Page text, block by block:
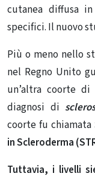
cutanea diffusa
specifici. Il nuovo
Più o meno nello
nel Regno Unito
un’altra coorte
diagnosi di
coorte fu chiamata
in Scleroderma
Tuttavia, i livelli